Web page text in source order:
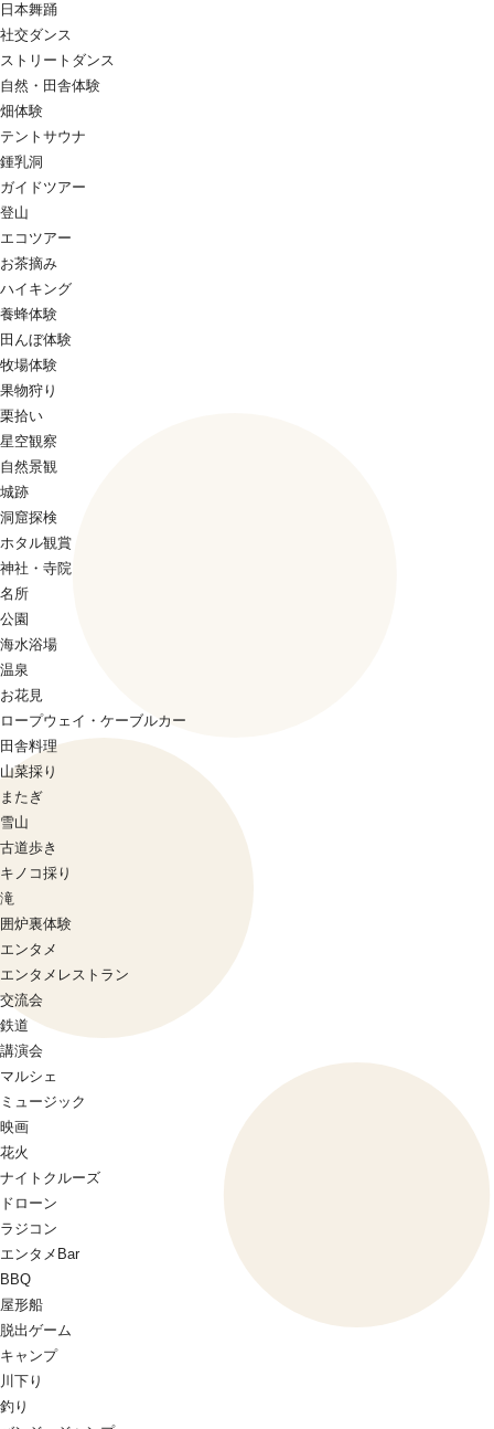
日本舞踊
社交ダンス
ストリートダンス
自然・田舎体験
畑体験
テントサウナ
鍾乳洞
ガイドツアー
登山
エコツアー
お茶摘み
ハイキング
養蜂体験
田んぼ体験
牧場体験
果物狩り
栗拾い
星空観察
自然景観
城跡
洞窟探検
ホタル観賞
神社・寺院
名所
公園
海水浴場
温泉
お花見
ロープウェイ・ケーブルカー
田舎料理
山菜採り
またぎ
雪山
古道歩き
キノコ採り
滝
囲炉裏体験
エンタメ
エンタメレストラン
交流会
鉄道
講演会
マルシェ
ミュージック
映画
花火
ナイトクルーズ
ドローン
ラジコン
エンタメBar
BBQ
屋形船
脱出ゲーム
キャンプ
川下り
釣り